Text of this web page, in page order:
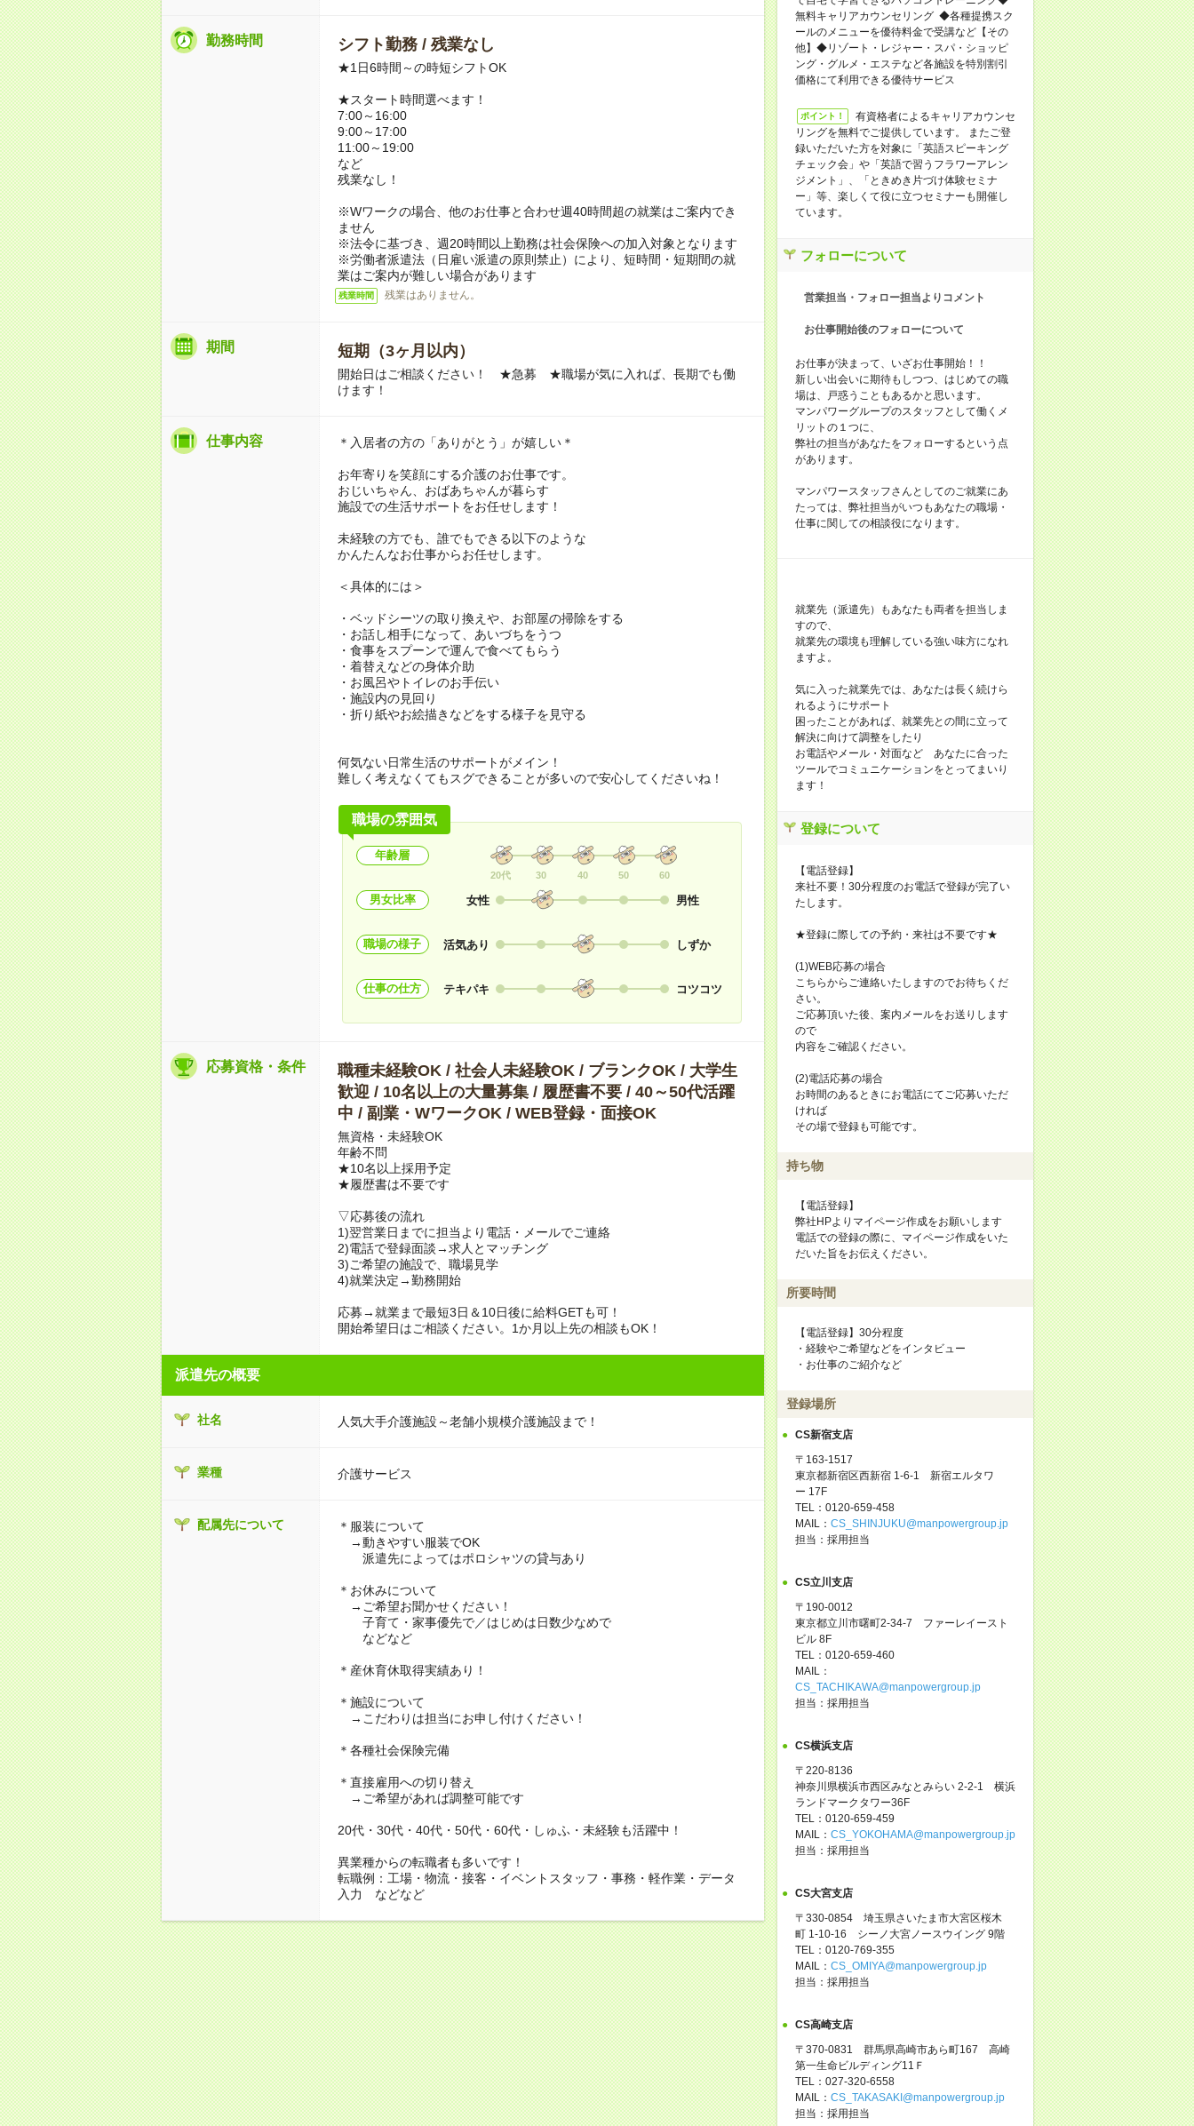
勤務時間 シフト勤務 / 残業なし
★1日6時間～の時短シフトOK
★スタート時間選べます！
7:00～16:00
9:00～17:00
11:00～19:00
など
残業なし！
※Wワークの場合、他のお仕事と合わせ週40時間超の就業はご案内でき
ません
※法令に基づき、週20時間以上勤務は社会保険への加入対象となります
※労働者派遣法（日雇い派遣の原則禁止）により、短時間・短期間の就
業はご案内が難しい場合があります
残業時間 残業はありません。
期間 短期（3ヶ月以内）
開始日はご相談ください！ ★急募 ★職場が気に入れば、長期でも働
けます！
仕事内容 ＊入居者の方の「ありがとう」が嬉しい＊
お年寄りを笑顔にする介護のお仕事です。
おじいちゃん、おばあちゃんが暮らす
施設での生活サポートをお任せします！
未経験の方でも、誰でもできる以下のような
かんたんなお仕事からお任せします。
＜具体的には＞
・ベッドシーツの取り換えや、お部屋の掃除をする
・お話し相手になって、あいづちをうつ
・食事をスプーンで運んで食べてもらう
・着替えなどの身体介助
・お風呂やトイレのお手伝い
・施設内の見回り
・折り紙やお絵描きなどをする様子を見守る
何気ない日常生活のサポートがメイン！
難しく考えなくてもスグできることが多いので安心してくださいね！
職場の雰囲気
年齢層
20代 30 40 50 60
男女比率 女性 男性
職場の様子 活気あり しずか
仕事の仕方 テキパキ コツコツ
応募資格・条件
職種未経験OK / 社会人未経験OK / ブランクOK / 大学生
歓迎 / 10名以上の大量募集 / 履歴書不要 / 40～50代活躍
中 / 副業・WワークOK / WEB登録・面接OK
無資格・未経験OK
年齢不問
★10名以上採用予定
★履歴書は不要です
▽応募後の流れ
1)翌営業日までに担当より電話・メールでご連絡
2)電話で登録面談→求人とマッチング
3)ご希望の施設で、職場見学
4)就業決定→勤務開始
応募→就業まで最短3日＆10日後に給料GETも可！
開始希望日はご相談ください。1か月以上先の相談もOK！
派遣先の概要
社名 人気大手介護施設～老舗小規模介護施設まで！
業種 介護サービス
配属先について
＊服装について
→動きやすい服装でOK
派遣先によってはポロシャツの貸与あり
＊お休みについて
→ご希望お聞かせください！
子育て・家事優先で／はじめは日数少なめで
などなど
＊産休育休取得実績あり！
＊施設について
→こだわりは担当にお申し付けください！
＊各種社会保険完備
＊直接雇用への切り替え
→ご希望があれば調整可能です
20代・30代・40代・50代・60代・しゅふ・未経験も活躍中！
異業種からの転職者も多いです！
転職例：工場・物流・接客・イベントスタッフ・事務・軽作業・データ
入力 などなど
無料キャリアカウンセリング ◆各種提携スク
ールのメニューを優待料金で受講など【その
他】◆リゾート・レジャー・スパ・ショッピ
ング・グルメ・エステなど各施設を特別割引
価格にて利用できる優待サービス
ポイント！
有資格者によるキャリアカウンセ
リングを無料でご提供しています。 またご登
録いただいた方を対象に「英語スピーキング
チェック会」や「英語で習うフラワーアレン
ジメント」、「ときめき片づけ体験セミナ
ー」等、楽しくて役に立つセミナーも開催し
ています。
フォローについて
営業担当・フォロー担当よりコメント
お仕事開始後のフォローについて
お仕事が決まって、いざお仕事開始！！
新しい出会いに期待もしつつ、はじめての職
場は、戸惑うこともあるかと思います。
マンパワーグループのスタッフとして働くメ
リットの１つに、
弊社の担当があなたをフォローするという点
があります。
マンパワースタッフさんとしてのご就業にあ
たっては、弊社担当がいつもあなたの職場・
仕事に関しての相談役になります。
就業先（派遣先）もあなたも両者を担当しま
すので、
就業先の環境も理解している強い味方になれ
ますよ。
気に入った就業先では、あなたは長く続けら
れるようにサポート
困ったことがあれば、就業先との間に立って
解決に向けて調整をしたり
お電話やメール・対面など あなたに合った
ツールでコミュニケーションをとってまいり
ます！
登録について
【電話登録】
来社不要！30分程度のお電話で登録が完了い
たします。
★登録に際しての予約・来社は不要です★
(1)WEB応募の場合
こちらからご連絡いたしますのでお待ちくだ
さい。
ご応募頂いた後、案内メールをお送りします
ので
内容をご確認ください。
(2)電話応募の場合
お時間のあるときにお電話にてご応募いただ
ければ
その場で登録も可能です。
持ち物
【電話登録】
弊社HPよりマイページ作成をお願いします
電話での登録の際に、マイページ作成をいた
だいた旨をお伝えください。
所要時間
【電話登録】30分程度
・経験やご希望などをインタビュー
・お仕事のご紹介など
登録場所
CS新宿支店
〒163-1517
東京都新宿区西新宿 1-6-1 新宿エルタワ
ー 17F
TEL：0120-659-458
MAIL： CS_SHINJUKU@manpowergroup.jp
担当：採用担当
CS立川支店
〒190-0012
東京都立川市曙町2-34-7 ファーレイースト
ビル 8F
TEL：0120-659-460
MAIL：
CS_TACHIKAWA@manpowergroup.jp
担当：採用担当
CS横浜支店
〒220-8136
神奈川県横浜市西区みなとみらい 2-2-1 横浜
ランドマークタワー36F
TEL：0120-659-459
MAIL： CS_YOKOHAMA@manpowergroup.jp
担当：採用担当
CS大宮支店
〒330-0854 埼玉県さいたま市大宮区桜木
町 1-10-16 シーノ大宮ノースウイング 9階
TEL：0120-769-355
MAIL： CS_OMIYA@manpowergroup.jp
担当：採用担当
CS高崎支店
〒370-0831 群馬県高崎市あら町167 高崎
第一生命ビルディング11Ｆ
TEL：027-320-6558
MAIL： CS_TAKASAKI@manpowergroup.jp
担当：採用担当